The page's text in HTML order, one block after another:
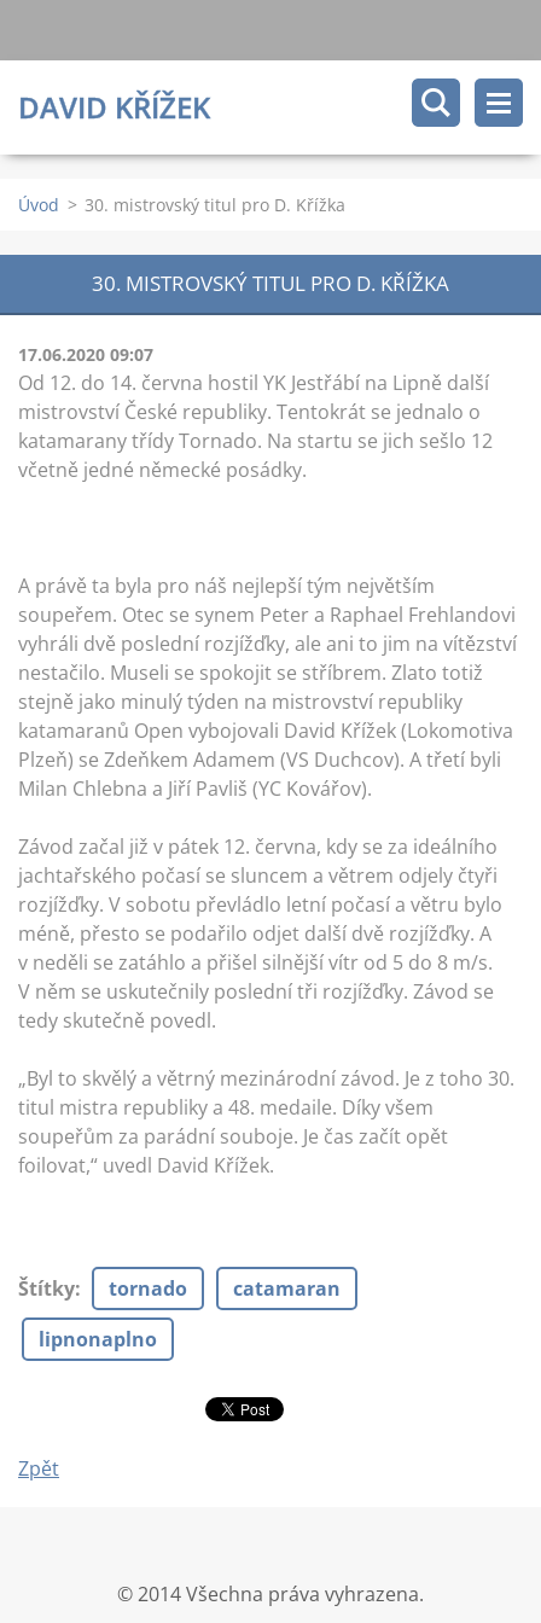
DAVID KŘÍŽEK
Úvod > 30. mistrovský titul pro D. Křížka
30. MISTROVSKÝ TITUL PRO D. KŘÍŽKA
17.06.2020 09:07
Od 12. do 14. června hostil YK Jestřábí na Lipně další
mistrovství České republiky. Tentokrát se jednalo o
katamarany třídy Tornado. Na startu se jich sešlo 12
včetně jedné německé posádky.
A právě ta byla pro náš nejlepší tým největším
soupeřem. Otec se synem Peter a Raphael Frehlandovi
vyhráli dvě poslední rozjížďky, ale ani to jim na vítězství
nestačilo. Museli se spokojit se stříbrem. Zlato totiž
stejně jako minulý týden na mistrovství republiky
katamaranů Open vybojovali David Křížek (Lokomotiva
Plzeň) se Zdeňkem Adamem (VS Duchcov). A třetí byli
Milan Chlebna a Jiří Pavliš (YC Kovářov).
Závod začal již v pátek 12. června, kdy se za ideálního
jachtařského počasí se sluncem a větrem odjely čtyři
rozjížďky. V sobotu převládlo letní počasí a větru bylo
méně, přesto se podařilo odjet další dvě rozjížďky. A
v neděli se zatáhlo a přišel silnější vítr od 5 do 8 m/s.
V něm se uskutečnily poslední tři rozjížďky. Závod se
tedy skutečně povedl.
„Byl to skvělý a větrný mezinárodní závod. Je z toho 30.
titul mistra republiky a 48. medaile. Díky všem
soupeřům za parádní souboje. Je čas začít opět
foilovat,“ uvedl David Křížek.
Štítky: tornado
catamaran
lipnonaplno
Zpět
© 2014 Všechna práva vyhrazena.